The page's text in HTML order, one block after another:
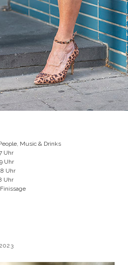
Music & Drinks
Uhr
Uhr
Uhr
Uhr